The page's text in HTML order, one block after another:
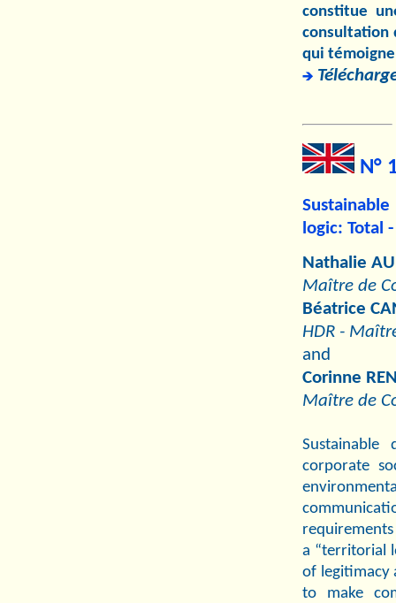
constitue
consultation
qui témoigne
N°
logic: Total
Nathalie
Maître de
Béatrice
HDR -
and
Corinne
Maître de
corporate
a “territorial
of legitimacy
to make